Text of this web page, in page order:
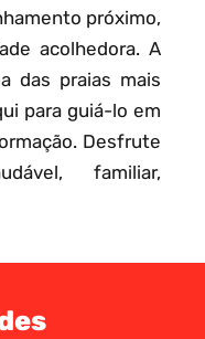
próximo,
acolhedora. A
das praias mais
para guiá-lo em
Desfrute
familiar,